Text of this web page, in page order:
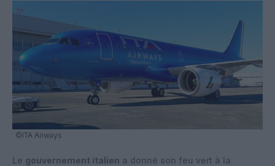
©ITA Airways
Le gouvernement italien a donné son feu vert à la